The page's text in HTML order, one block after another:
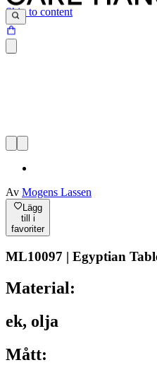
Skip to content
Av Mogens Lassen
Lägg
till i
favoriter
ML10097 | Egyptian
Material:
ek, olja
Mått: